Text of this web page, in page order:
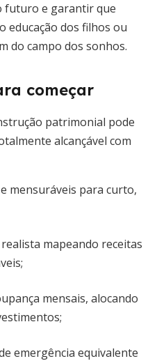
futuro e garantir que
educação dos filhos ou
do campo dos sonhos.
começar
patrimonial pode
alcançável com
mensuráveis para curto,
mapeando receitas
mensais, alocando
emergência equivalente